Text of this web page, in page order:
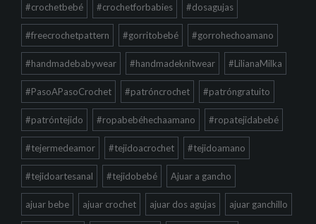
#crochetbebé #crochetforbabies #dosagujas
#freecrochetpattern #gorritobebé #gorrohechoamano
#handmadebabywear #handmadeknitwear #LilianaMilka
#PasoAPasoCrochet #patróncrochet #patróngratuito
#patróntejido #ropabebéhechaamano #ropatejidabebé
#tejermedeamor #tejidoacrochet #tejidoamano
#tejidoartesanal #tejidobebé Ajuar a gancho
ajuar bebe ajuar crochet ajuar dos agujas ajuar ganchillo